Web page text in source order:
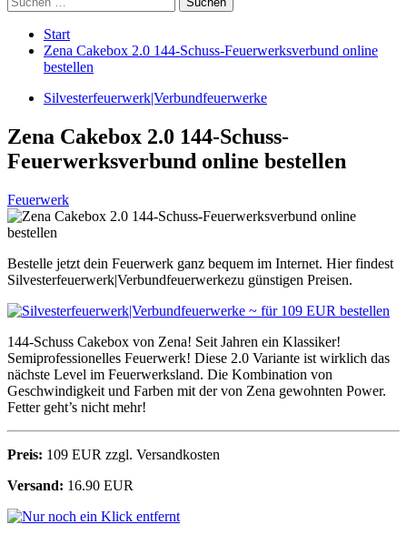
nach:
Start
Zena Cakebox 2.0 144-Schuss-Feuerwerksverbund online
bestellen
Silvesterfeuerwerk|Verbundfeuerwerke
Zena Cakebox 2.0 144-Schuss-
Feuerwerksverbund online bestellen
Feuerwerk
Bestelle jetzt dein Feuerwerk ganz bequem im Internet. Hier findest
Silvesterfeuerwerk|Verbundfeuerwerkezu günstigen Preisen.
144-Schuss Cakebox von Zena! Seit Jahren ein Klassiker!
Semiprofessionelles Feuerwerk! Diese 2.0 Variante ist wirklich das
nächste Level im Feuerwerksland. Die Kombination von
Geschwindigkeit und Farben mit der von Zena gewohnten Power.
Fetter geht’s nicht mehr!
Preis: 109 EUR zzgl. Versandkosten
Versand: 16.90 EUR